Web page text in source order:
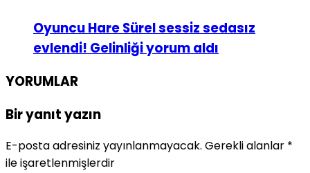
Oyuncu Hare Sürel sessiz sedasız
evlendi! Gelinliği yorum aldı
YORUMLAR
Bir yanıt yazın
E-posta adresiniz yayınlanmayacak. Gerekli alanlar *
ile işaretlenmişlerdir